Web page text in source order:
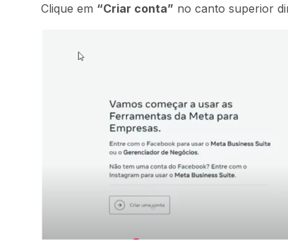
Clique em “Criar conta” no canto superior